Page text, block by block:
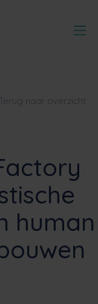
Terug naar overzicht
human